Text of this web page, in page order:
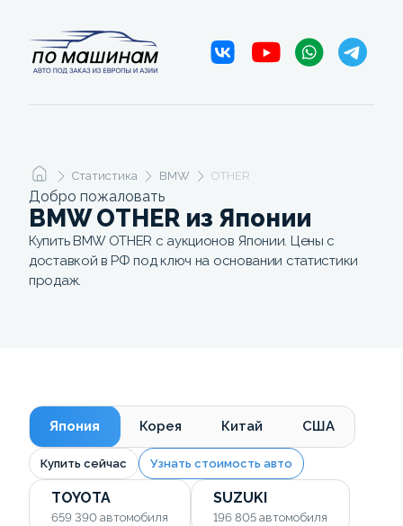
Статистика BMW OTHER
Добро пожаловать
BMW OTHER из Японии
Купить BMW OTHER с аукционов Японии. Цены с
доставкой в РФ под ключ на основании статистики
продаж.
Япония Корея Китай США
Купить сейчас Узнать стоимость авто
TOYOTA
659 390 автомобиля
SUZUKI
196 805 автомобиля